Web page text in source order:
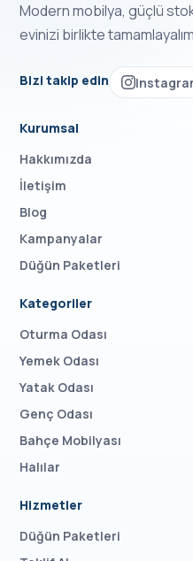
Modern mobilya, güçlü
evinizi birlikte
Bizi takip edin
Kurumsal
Hakkımızda
İletişim
Blog
Kampanyalar
Düğün Paketleri
Kategoriler
Oturma Odası
Yemek Odası
Yatak Odası
Genç Odası
Bahçe Mobilyası
Halılar
Hizmetler
Düğün Paketleri